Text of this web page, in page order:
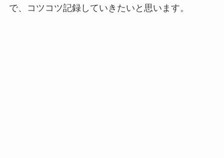
で、コツコツ記録していきたいと思います。